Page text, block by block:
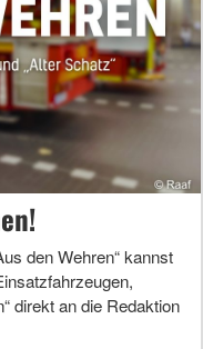
den Wehren“ kannst
direkt an die Redaktion